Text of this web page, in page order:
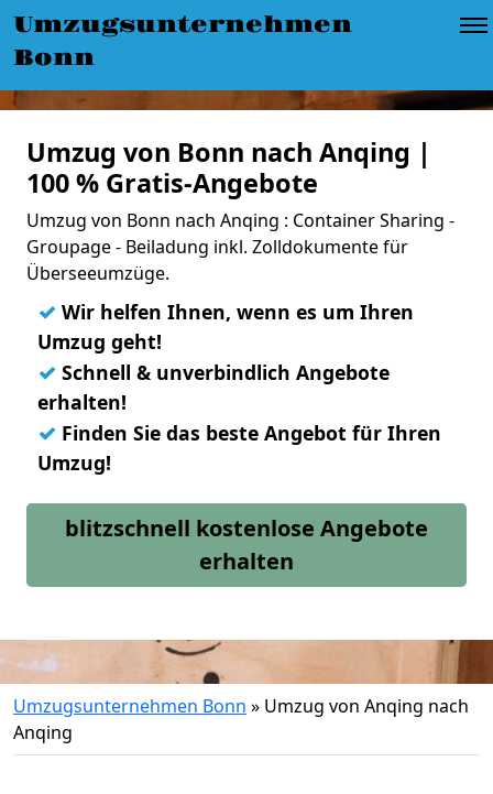
Umzugsunternehmen
Bonn
Umzug von Bonn nach Anqing |
100 % Gratis-Angebote
Umzug von Bonn nach Anqing : Container Sharing -
Groupage - Beiladung inkl. Zolldokumente für
Überseeumzüge.
✓ Wir helfen Ihnen, wenn es um Ihren
Umzug geht!
✓ Schnell & unverbindlich Angebote
erhalten!
✓ Finden Sie das beste Angebot für Ihren
Umzug!
blitzschnell kostenlose Angebote
erhalten
Umzugsunternehmen Bonn » Umzug von Anqing nach
Anqing